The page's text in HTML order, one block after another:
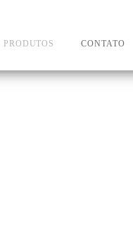
PRODUTOS CONTATO